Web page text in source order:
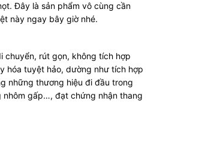
Đây là sản phẩm vô cùng cần
này ngay bây giờ nhé.
chuyển, rút gọn, không tích hợp
hóa tuyệt hảo, dường như tích hợp
những thương hiệu đi đầu trong
nhôm gấp…, đạt chứng nhận thang